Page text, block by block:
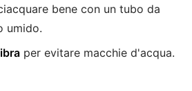
bene con un tubo da
umido.
per evitare macchie d'acqua.